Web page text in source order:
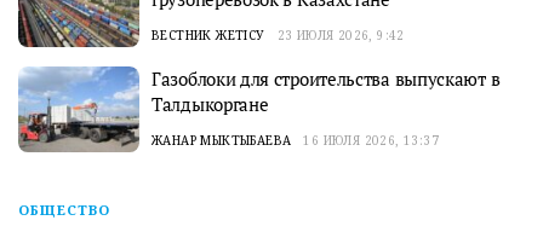
ВЕСТНИК ЖЕТІСУ 23 ИЮЛЯ 2026, 9:42
Газоблоки для строительства выпускают в
Талдыкоргане
ЖАНАР МЫКТЫБАЕВА 16 ИЮЛЯ 2026, 13:37
ОБЩЕСТВО